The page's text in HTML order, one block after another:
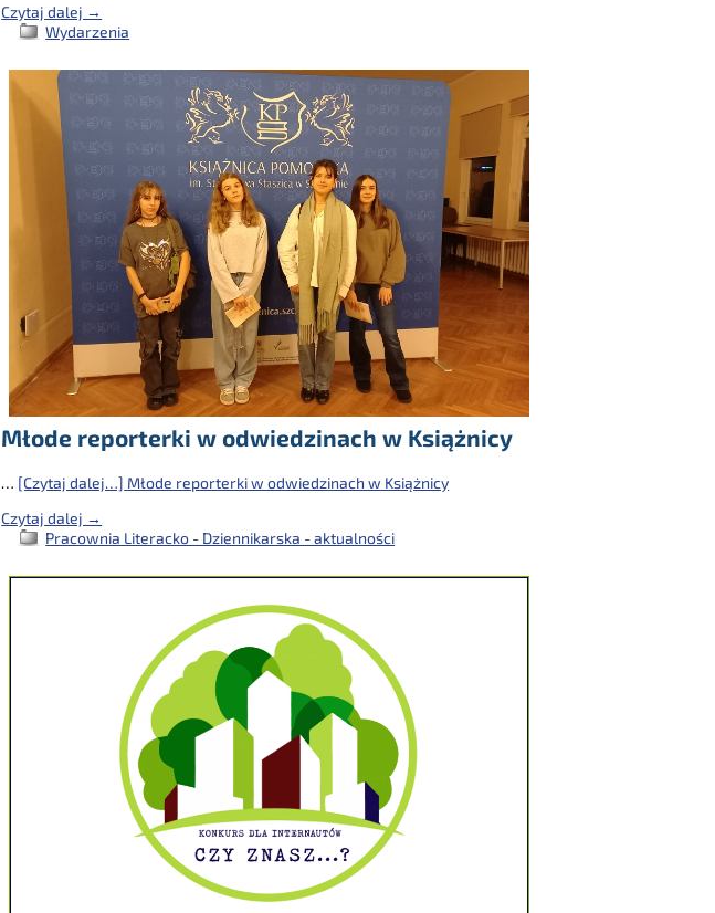
Czytaj dalej →
Wydarzenia
Młode reporterki w odwiedzinach w Książnicy
… [Czytaj dalej…] Młode reporterki w odwiedzinach w Książnicy
Czytaj dalej →
Pracownia Literacko - Dziennikarska - aktualności